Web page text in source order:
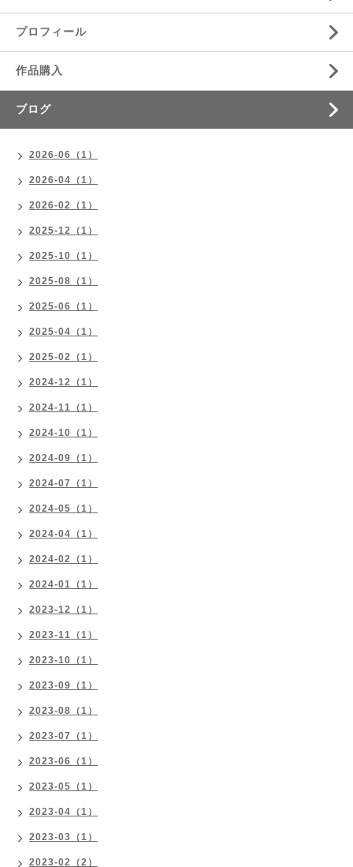
プロフィール
作品購入
ブログ
2026-06（1）
2026-04（1）
2026-02（1）
2025-12（1）
2025-10（1）
2025-08（1）
2025-06（1）
2025-04（1）
2025-02（1）
2024-12（1）
2024-11（1）
2024-10（1）
2024-09（1）
2024-07（1）
2024-05（1）
2024-04（1）
2024-02（1）
2024-01（1）
2023-12（1）
2023-11（1）
2023-10（1）
2023-09（1）
2023-08（1）
2023-07（1）
2023-06（1）
2023-05（1）
2023-04（1）
2023-03（1）
2023-02（2）